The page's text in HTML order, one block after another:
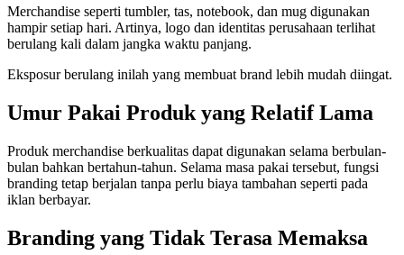
Merchandise seperti tumbler, tas, notebook, dan mug digunakan
hampir setiap hari. Artinya, logo dan identitas perusahaan terlihat
berulang kali dalam jangka waktu panjang.
Eksposur berulang inilah yang membuat brand lebih mudah diingat.
Umur Pakai Produk yang Relatif Lama
Produk merchandise berkualitas dapat digunakan selama berbulan-
bulan bahkan bertahun-tahun. Selama masa pakai tersebut, fungsi
branding tetap berjalan tanpa perlu biaya tambahan seperti pada
iklan berbayar.
Branding yang Tidak Terasa Memaksa